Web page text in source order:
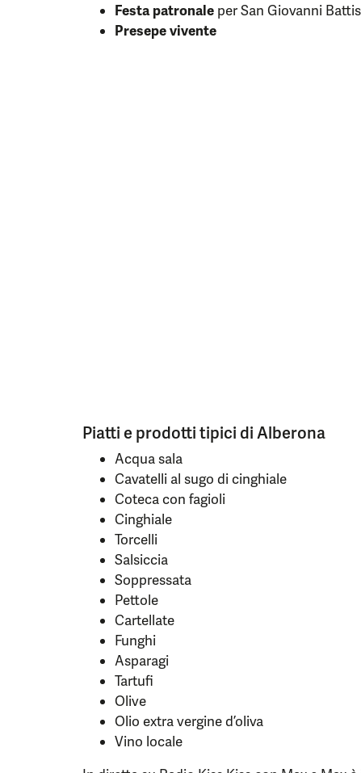
Festa patronale per San Giovanni
Presepe vivente
Piatti e prodotti tipici di Alberona
Acqua sala
Cavatelli al sugo di cinghiale
Coteca con fagioli
Cinghiale
Torcelli
Salsiccia
Soppressata
Pettole
Cartellate
Funghi
Asparagi
Tartufi
Olive
Olio extra vergine d’oliva
Vino locale